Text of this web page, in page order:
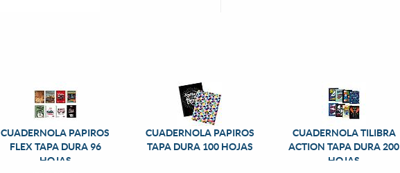
CUADERNOLA PAPIROS
FLEX TAPA DURA 96
HOJAS
CUADERNOLA PAPIROS
TAPA DURA 100 HOJAS
CUADERNOLA TILIBRA
ACTION TAPA DURA 200
HOJAS